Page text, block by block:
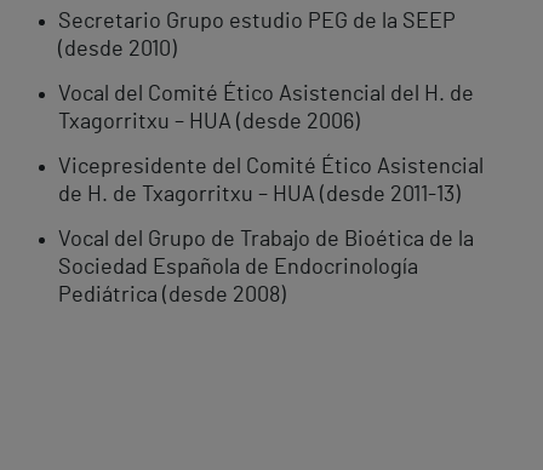
Secretario Grupo estudio PEG de la SEEP
(desde 2010)
Vocal del Comité Ético Asistencial del H. de
Txagorritxu – HUA (desde 2006)
Vicepresidente del Comité Ético Asistencial
de H. de Txagorritxu – HUA (desde 2011-13)
Vocal del Grupo de Trabajo de Bioética de la
Sociedad Española de Endocrinología
Pediátrica (desde 2008)